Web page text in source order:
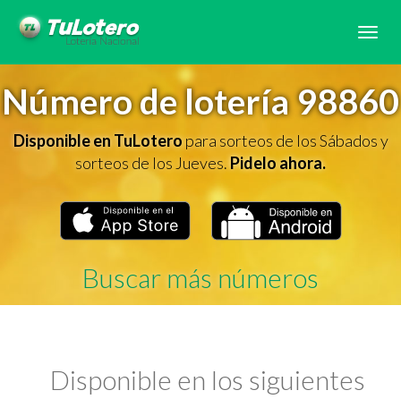
Número de lotería 98860
Disponible en TuLoteropara sorteos de los Sábados y
sorteos de los Jueves.Pidelo ahora.
Buscar más números
Disponible en los siguientes